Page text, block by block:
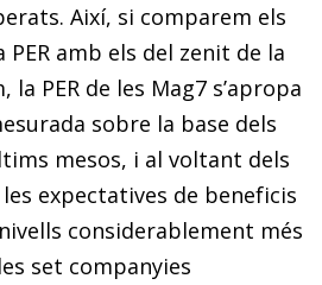
Així, si comparem els
PER amb els del zenit de la
PER de les Mag7 s’apropa
sobre la base dels
mesos, i al voltant dels
expectatives de beneficis
considerablement més
set companyies